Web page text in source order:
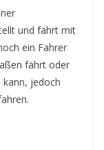
und fährt mit
ein Fahrer
fährt oder
jedoch